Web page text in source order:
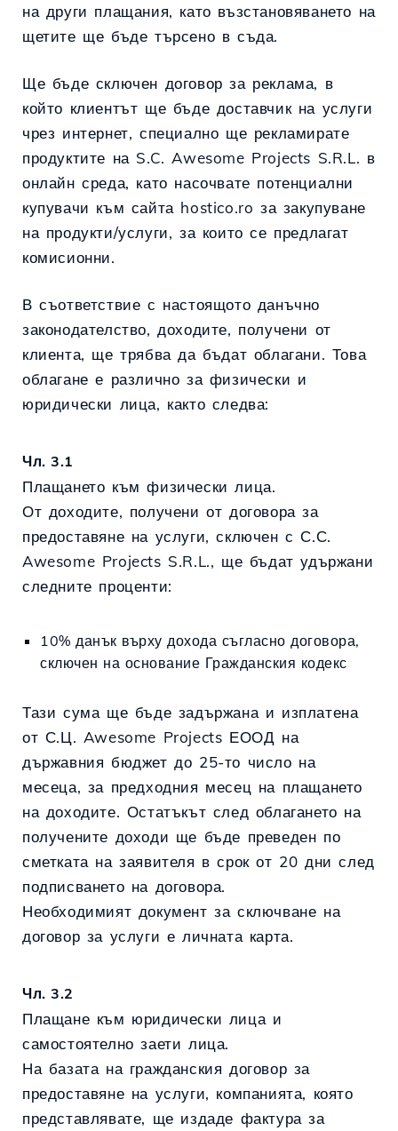
на други плащания, като възстановяването на
щетите ще бъде търсено в съда.
Ще бъде сключен договор за реклама, в
който клиентът ще бъде доставчик на услуги
чрез интернет, специално ще рекламирате
продуктите на S.C. Awesome Projects S.R.L. в
онлайн среда, като насочвате потенциални
купувачи към сайта hostico.ro за закупуване
на продукти/услуги, за които се предлагат
комисионни.
В съответствие с настоящото данъчно
законодателство, доходите, получени от
клиента, ще трябва да бъдат облагани. Това
облагане е различно за физически и
юридически лица, както следва:
Чл. 3.1
Плащането към физически лица.
От доходите, получени от договора за
предоставяне на услуги, сключен с С.С.
Awesome Projects S.R.L., ще бъдат удържани
следните проценти:
10% данък върху дохода съгласно договора,
сключен на основание Гражданския кодекс
Тази сума ще бъде задържана и изплатена
от С.Ц. Awesome Projects ЕООД на
държавния бюджет до 25-то число на
месеца, за предходния месец на плащането
на доходите. Остатъкът след облагането на
получените доходи ще бъде преведен по
сметката на заявителя в срок от 20 дни след
подписването на договора.
Необходимият документ за сключване на
договор за услуги е личната карта.
Чл. 3.2
Плащане към юридически лица и
самостоятелно заети лица.
На базата на гражданския договор за
предоставяне на услуги, компанията, която
представлявате, ще издаде фактура за